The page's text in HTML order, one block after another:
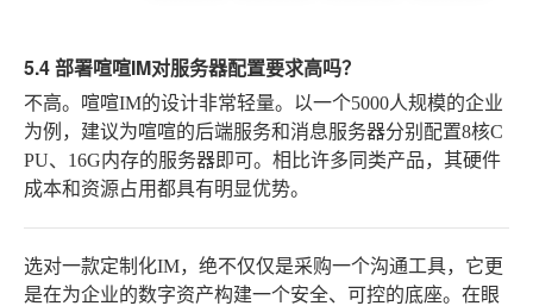
5.4 部署喧喧IM对服务器配置要求高吗？
不高。喧喧IM的设计非常轻量。以一个5000人规模的企业
为例，建议为喧喧的后端服务和消息服务器分别配置8核C
PU、16G内存的服务器即可。相比许多同类产品，其硬件
成本和资源占用都具有明显优势。
选对一款定制化IM，绝不仅仅是采购一个沟通工具，它更
是在为企业的数字资产构建一个安全、可控的底座。在眼